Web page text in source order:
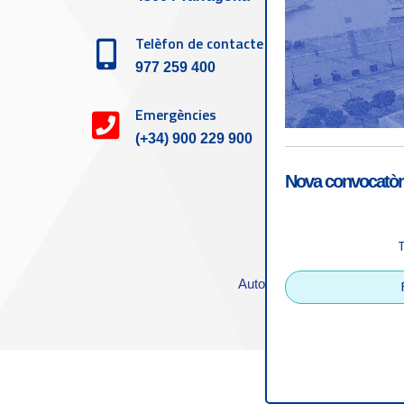
Telèfon de contacte
977 259 400
Emergències
(+34) 900 229 900
Autoritat Portuària de
Nova